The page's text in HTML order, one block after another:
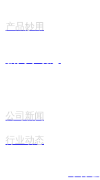
产品妙用
公司新闻
行业动态